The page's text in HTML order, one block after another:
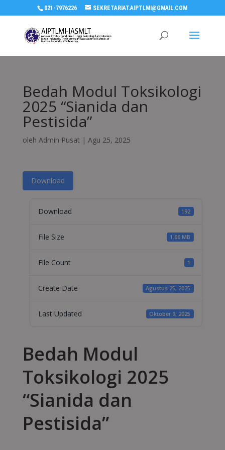
021-7976226 SEKRETARIAT.AIPTLMI@GMAIL.COM
Bedah Modul Toksikologi
2025 “Sianida dan
Pestisida”
oleh Admin Pusat | Agu 25, 2025
Download
Download 192
File Size 1.66 MB
File Count 1
Create Date Agustus 25, 2025
Last Updated Oktober 9, 2025
Bedah Modul
Toksikologi 2025
“Sianida dan
Pestisida”